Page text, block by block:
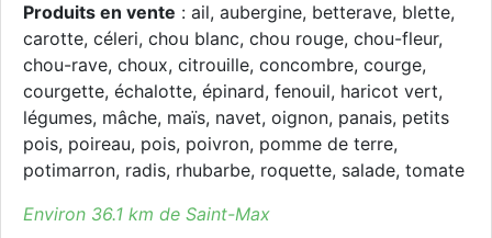
Produits en vente : ail, aubergine, betterave, blette,
carotte, céleri, chou blanc, chou rouge, chou-fleur,
chou-rave, choux, citrouille, concombre, courge,
courgette, échalotte, épinard, fenouil, haricot vert,
légumes, mâche, maïs, navet, oignon, panais, petits
pois, poireau, pois, poivron, pomme de terre,
potimarron, radis, rhubarbe, roquette, salade, tomate
Environ 36.1 km de Saint-Max